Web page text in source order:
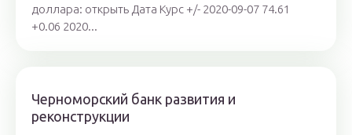
доллара: открыть Дата Курс +/- 2020-09-07 74.61
+0.06 2020...
Черноморский банк развития и
реконструкции